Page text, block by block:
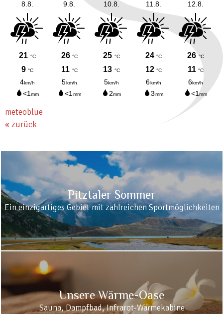
meteoblue
« zurück
Pitztaler Sommer
Ein einzigartiges Gebiet mit zahlreichen Sportmöglichkeiten
Unsere Wärme-Oase
Sauna, Dampfbad, Infrarot-Wärmekabine